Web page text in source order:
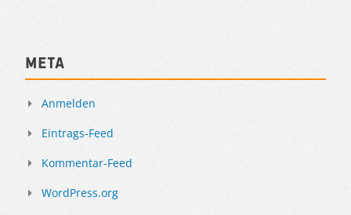
Meta
Anmelden
Eintrags-Feed
Kommentar-Feed
WordPress.org